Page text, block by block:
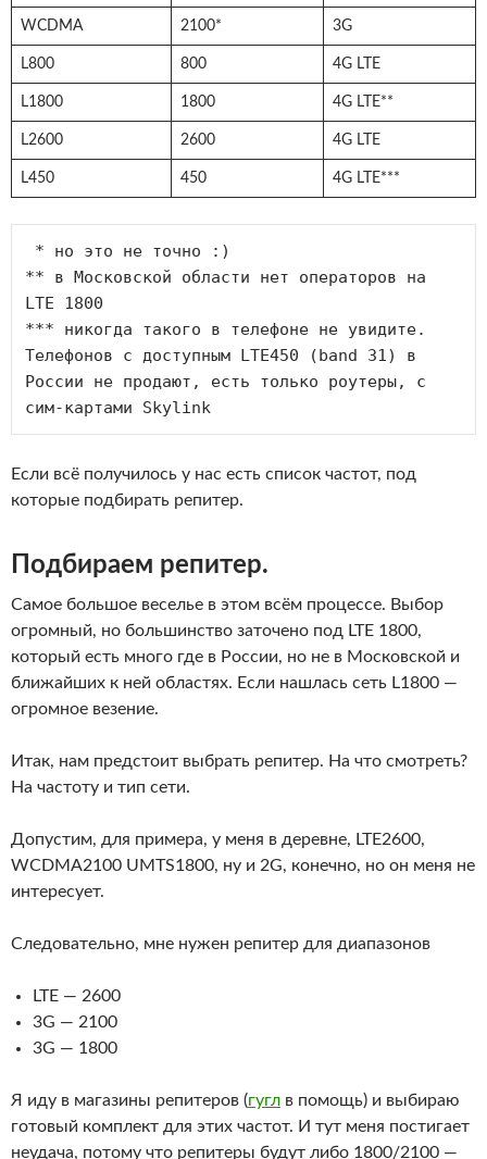
WCDMA 2100* 3G
L800 800 4G LTE
L1800 1800 4G LTE**
L2600 2600 4G LTE
L450 450 4G LTE***
** в Московской области нет операторов на
LTE 1800
*** никогда такого в телефоне не увидите.
Телефонов с доступным LTE450 (band 31) в
России не продают, есть только роутеры, с
сим-картами Skylink
Если всё получилось у нас есть список частот, под
которые подбирать репитер.
Подбираем репитер.
Самое большое веселье в этом всём процессе. Выбор
огромный, но большинство заточено под LTE 1800,
который есть много где в России, но не в Московской и
ближайших к ней областях. Если нашлась сеть L1800 —
огромное везение.
Итак, нам предстоит выбрать репитер. На что смотреть?
На частоту и тип сети.
Допустим, для примера, у меня в деревне, LTE2600,
WCDMA2100 UMTS1800, ну и 2G, конечно, но он меня не
интересует.
Следовательно, мне нужен репитер для диапазонов
LTE — 2600
3G — 2100
3G — 1800
Я иду в магазины репитеров (гугл в помощь) и выбираю
готовый комплект для этих частот. И тут меня постигает
неудача, потому что репитеры будут либо 1800/2100 —